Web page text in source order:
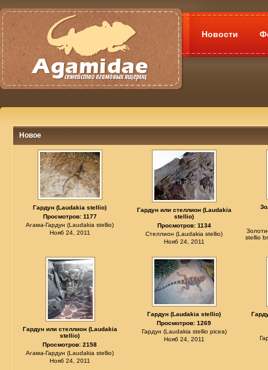
Новости
Новое
Гардун (Laudakia stellio)
Просмотров: 1177
Агама-Гардун (Laudakia stellio)
Нояб 24, 2011
Гардун или стеллион (Laudakia
stellio)
Просмотров: 1134
Стеллион (Laudakia stellio)
Нояб 24, 2011
stellio
Гардун или стеллион (Laudakia
stellio)
Просмотров: 2158
Агама-Гардун (Laudakia stellio)
Нояб 24, 2011
Гардун (Laudakia stellio)
Просмотров: 1269
Гардун (Laudakia stellio picea)
Нояб 24, 2011